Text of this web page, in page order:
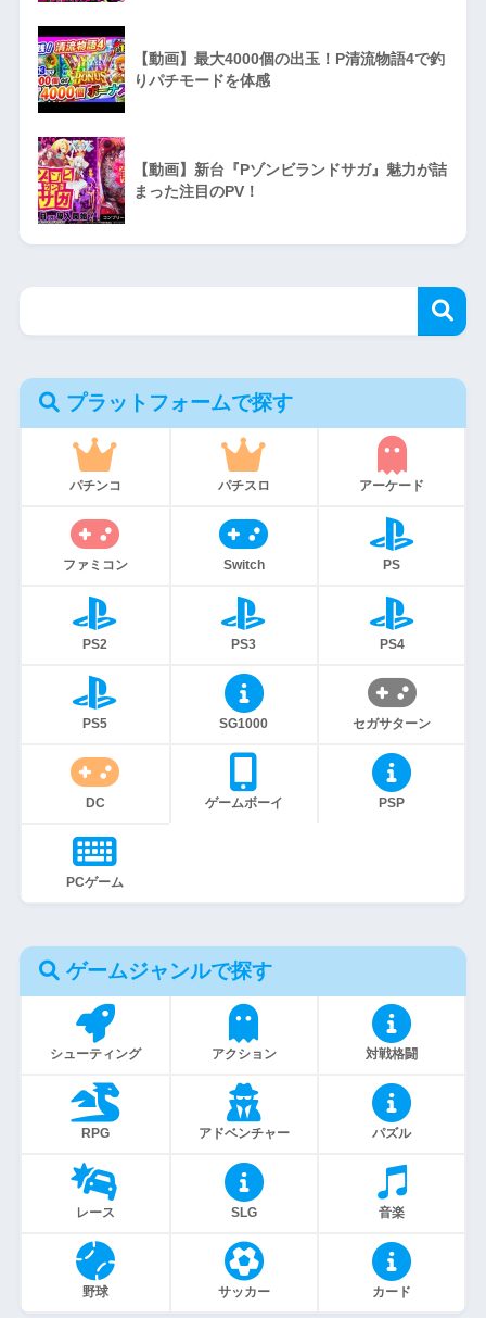
【動画】最大4000個の出玉！P清流物語4で釣
りパチモードを体感
【動画】新台『Pゾンビランドサガ』魅力が詰
まった注目のPV！
プラットフォームで探す
パチンコ パチスロ アーケード
ファミコン Switch PS
PS2 PS3 PS4
PS5 SG1000 セガサターン
DC ゲームボーイ PSP
PCゲーム
ゲームジャンルで探す
シューティング アクション 対戦格闘
RPG アドベンチャー パズル
レース SLG 音楽
野球 サッカー カード